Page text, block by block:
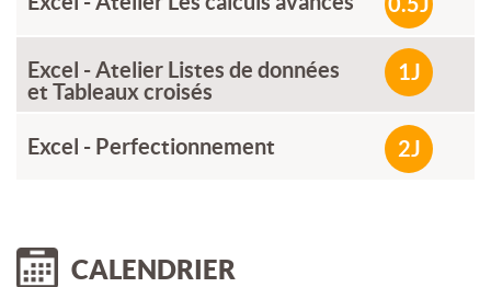
Excel - Atelier Listes de données
et Tableaux croisés
1J
Excel - Perfectionnement 2J
CALENDRIER